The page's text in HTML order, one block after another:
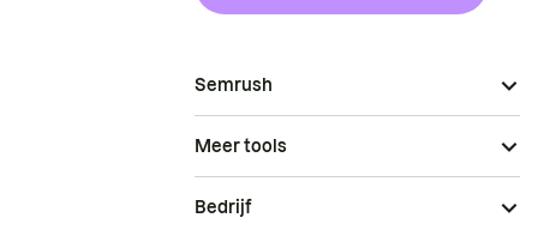
Semrush
Meer tools
Bedrijf